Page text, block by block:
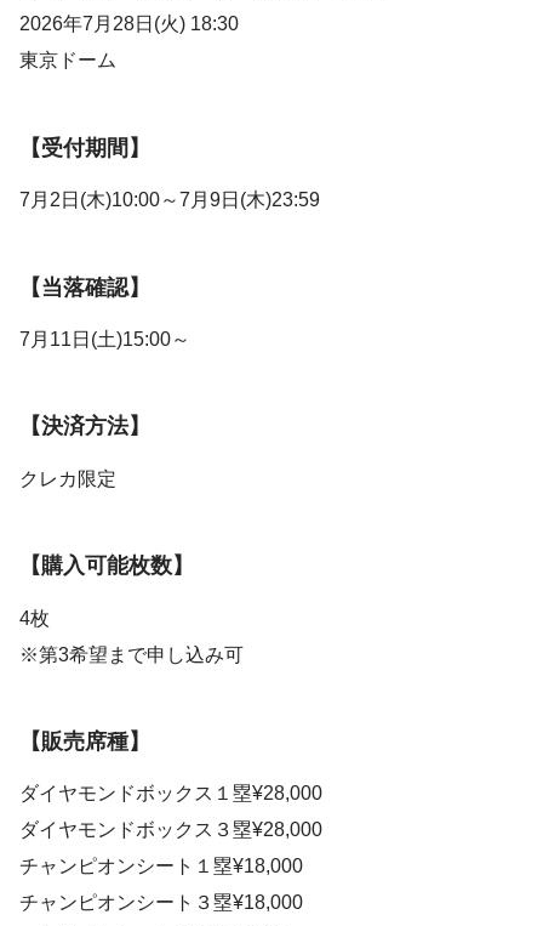
2026年7月28日(火) 18:30
東京ドーム
【受付期間】
7月2日(木)10:00～7月9日(木)23:59
【当落確認】
7月11日(土)15:00～
【決済方法】
クレカ限定
【購入可能枚数】
4枚
※第3希望まで申し込み可
【販売席種】
ダイヤモンドボックス１塁¥28,000
ダイヤモンドボックス３塁¥28,000
チャンピオンシート１塁¥18,000
チャンピオンシート３塁¥18,000